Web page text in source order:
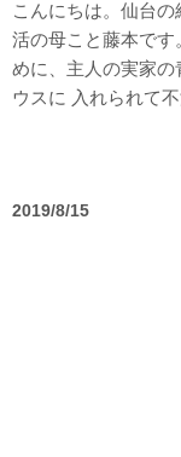
こんにちは。仙台
活の母こと藤本で
めに、主人の実家
ウスに 入れられて
2019/8/15